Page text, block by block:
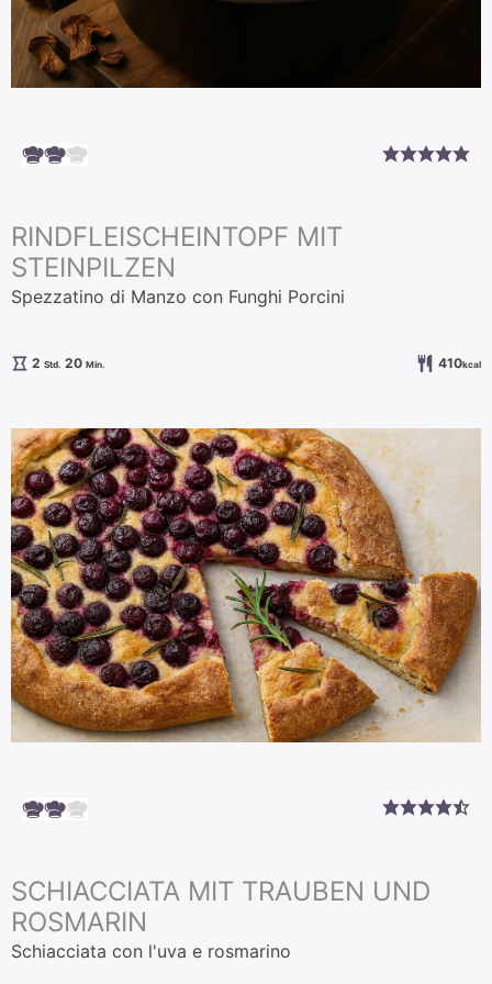
RINDFLEISCHEINTOPF MIT
STEINPILZEN
Spezzatino di Manzo con Funghi Porcini
2Stunden
Std. 20Minuten
Min. 410kcal
SCHIACCIATA MIT TRAUBEN UND
ROSMARIN
Schiacciata con l'uva e rosmarino